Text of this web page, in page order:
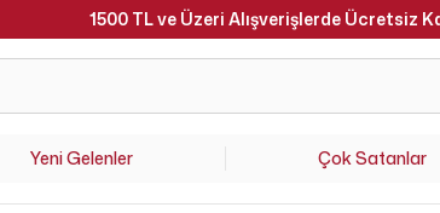
Hafta İçi Saat 15.00'a Kadar Verilen Siparişler Aynı
Yeni Gelenler Çok Satanlar